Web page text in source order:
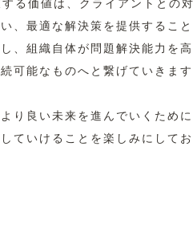
る価値は、クライアントとの
、最適な解決策を提供するこ
、組織自体が問題解決能力を
可能なものへと繋げていきます
り良い未来を進んでいくため
ていけることを楽しみにしてお